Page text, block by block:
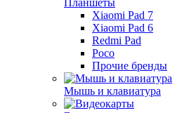
Планшеты
Xiaomi Pad 7
Xiaomi Pad 6
Redmi Pad
Poco
Прочие бренды
Мышь и клавиатура